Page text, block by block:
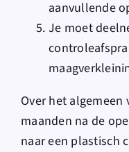
aanvullende
Je moet
Over het
maanden na de
naar een plastisch